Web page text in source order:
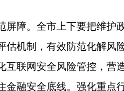
屏障。全市上下要把维护
估机制，有效防范化解风
互联网安全风险管控，营
金融安全底线。强化重点